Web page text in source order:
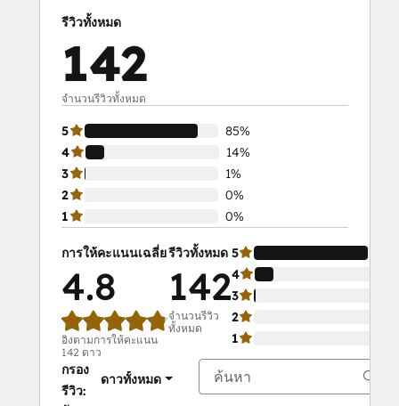
Sales Team
Salesforce Integration Certification
SEO
SEO II
Service Hub Software
Course
Social Media Marketing Certification II
รีวิวทั้งหมด
142
จำนวนรีวิวทั้งหมด
5
85%
4
14%
3
1%
2
0%
1
0%
การให้คะแนนเฉลี่ย
4.8
อิงตามการให้คะแนน
142 ดาว
รีวิวทั้งหมด
142
จำนวนรีวิว
ทั้งหมด
5
4
3
2
1
กรอง
รีวิว:
ดาวทั้งหมด